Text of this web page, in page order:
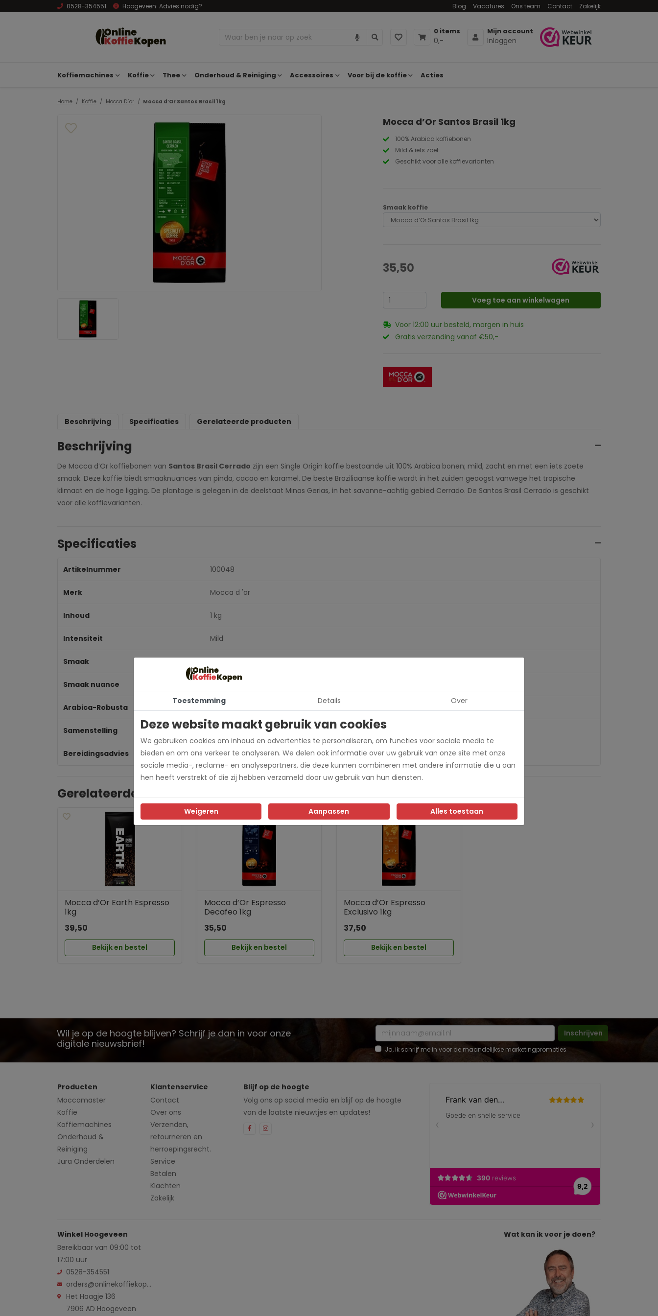
0528-354551 Hoogeveen: Advies nodig? Blog Vacatures Ons team Contact Zakelijk
0 items
0,-
Mijn account
Inloggen
Koffiemachines Koffie Thee Onderhoud & Reiniging Accessoires Voor bij de koffie Acties
Home Koffie Mocca D´or Mocca d’Or Santos Brasil 1kg
Mocca d’Or Santos Brasil 1kg
100% Arabica koffiebonen
Mild & iets zoet
Geschikt voor alle koffievarianten
Smaak koffie
35,50
Voeg toe aan winkelwagen
Voor 12:00 uur besteld, morgen in huis
Gratis verzending vanaf €50,-
Beschrijving Specificaties Gerelateerde producten
Beschrijving
De Mocca d’Or koffiebonen van Santos Brasil Cerrado zijn een Single Origin koffie bestaande uit 100% Arabica bonen; mild, zacht en met een iets zoete
smaak. Deze koffie biedt smaaknuances van pinda, cacao en karamel. De beste Braziliaanse koffie wordt in het zuiden geoogst vanwege het tropische
klimaat en de hoge ligging. De plantage is gelegen in de deelstaat Minas Gerias, in het savanne-achtig gebied Cerrado. De Santos Brasil Cerrado is geschikt
voor alle koffievarianten.
Specificaties
Artikelnummer 100048
Merk Mocca d 'or
Inhoud 1 kg
Intensiteit Mild
Smaak
Smaak nuance Cacao, Karamel, Pinda
Arabica-Robusta 100% Arabica
Samenstelling Single-origin
Bereidingsadvies Espresso, Cappuccino, Lungo
Gerelateerde producten
Mocca d’Or Earth Espresso
1kg
39,50
Bekijk en bestel
Mocca d’Or Espresso
Decafeo 1kg
35,50
Bekijk en bestel
Mocca d’Or Espresso
Exclusivo 1kg
37,50
Bekijk en bestel
Wil je op de hoogte blijven? Schrijf je dan in voor onze
digitale nieuwsbrief!
Inschrijven
Ja, ik schrijf me in voor de maandelijkse marketingpromoties
Producten
Moccamaster
Koffie
Koffiemachines
Onderhoud &
Reiniging
Jura Onderdelen
Klantenservice
Contact
Over ons
Verzenden,
retourneren en
herroepingsrecht.
Service
Betalen
Klachten
Zakelijk
Blijf op de hoogte
Volg ons op social media en blijf op de hoogte
van de laatste nieuwtjes en updates!
Winkel Hoogeveen
Bereikbaar van 09:00 tot
17:00 uur
0528-354551
orders@onlinekoffiekopen.nl
Het Haagje 136
7906 AD Hoogeveen
Wat kan ik voor je doen?
Toestemming Details Over
Deze website maakt gebruik van cookies
We gebruiken cookies om inhoud en advertenties te personaliseren, om functies voor sociale media te
bieden en om ons verkeer te analyseren. We delen ook informatie over uw gebruik van onze site met onze
sociale media-, reclame- en analysepartners, die deze kunnen combineren met andere informatie die u aan
hen heeft verstrekt of die zij hebben verzameld door uw gebruik van hun diensten.
Weigeren Aanpassen Alles toestaan